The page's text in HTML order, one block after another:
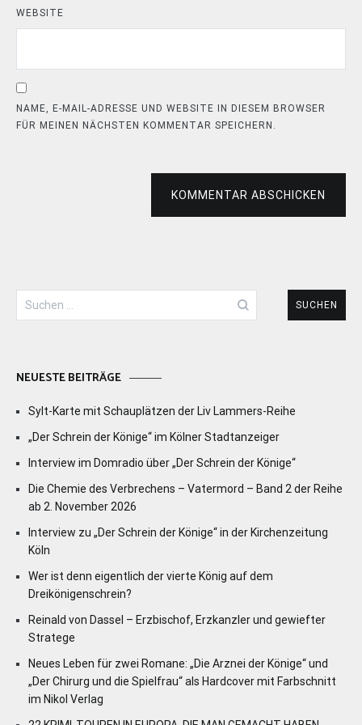
WEBSITE
NAME, E-MAIL-ADRESSE UND WEBSITE IN DIESEM BROWSER
FÜR MEINEN NÄCHSTEN KOMMENTAR SPEICHERN.
KOMMENTAR ABSCHICKEN
Suchen
nach:
NEUESTE BEITRÄGE
Sylt-Karte mit Schauplätzen der Liv Lammers-Reihe
„Der Schrein der Könige“ im Kölner Stadtanzeiger
Interview im Domradio über „Der Schrein der Könige“
Die Chemie des Verbrechens – Vatermord – Band 2 der Reihe
ab 2. November 2026
Interview zu „Der Schrein der Könige“ in der Kirchenzeitung
Köln
Wer ist denn eigentlich der vierte König auf dem
Dreikönigenschrein?
Reinald von Dassel – Erzbischof, Erzkanzler und gewiefter
Stratege
Neues Leben für zwei Romane: „Die Arznei der Könige“ und
„Der Chirurg und die Spielfrau“ als Hardcover mit Farbschnitt
im Nikol Verlag